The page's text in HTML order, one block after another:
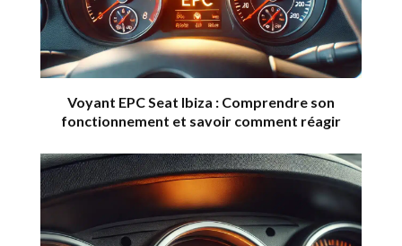
Voyant EPC Seat Ibiza : Comprendre son
fonctionnement et savoir comment réagir